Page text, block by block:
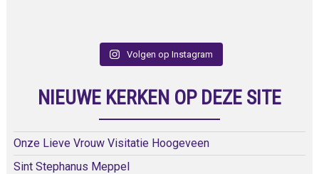
Volgen op Instagram
NIEUWE KERKEN OP DEZE SITE
Onze Lieve Vrouw Visitatie Hoogeveen
Sint Stephanus Meppel